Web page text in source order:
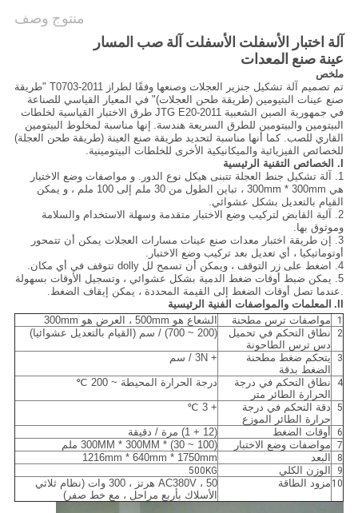
منتوج وصف
آلة اختبار الأسفلت الأسفلت آلة صب المسار
عينة صنع المعدات
ملخص
تم تصميم آلة تشكيل جنزير العجلات وصنعها وفقًا لطراز T0703-2011 "طريقة
صنع عينات البتيومين (طريقة طحن العجلات)" في المعيار القياسي للصناعة
في جمهورية الصين الشعبية JTG E20-2011 طرق الاختبار القياسية لخلطات
البيتومين والبيتومين للطرق السريعة هندسة. إنها مناسبة لمخلوط البيتومين
القاري للصب. كما أنها مناسبة لتحديد طريقة صنع العينة (طريقة طحن العجلة)
للخصائص الفيزيائية والميكانيكية الأخرى للخلطات البيتومينية.
1. آلة تشكيل جنط العجلة تتبنى هيكل نوع الدور. و مواصفات وضع الاختبار
هي 300mm * 300mm ، تباين الطول من 30 ملم إلى 100 ملم ، و يمكن
القيام بالتعديل بشكل عشوائي.
2. آلية القابض لتركيب وضع الاختبار متقدمة وسهلة الاستخدام والسلامة
وموثوق بها.
3. إن طريقة اختبار معدات صنع عينات مسارات العجلات يمكن أن تتمحور
أوتوماتيكيا ، أي تعديل بعد تركيب وضع الاختبار.
4. اضغط على زر التوقف ، ويمكن أن تسمح لل dolly تتوقف في أي مكان.
5. يمكن ضبط أوقات ضغط الدمية بشكل عشوائي ، وتسجيل الأوقات بسهولة
.عندما تصل أوقات الضغط إلى القيمة المحددة ، يمكن إيقاف الضغط.
المعلمات والمواصفات الفنية الرئيسية
1 مواصفات ترس مطحنة الشعاع هو 500mm ، العرض هو 300mm
2
نطاق التحكم في تحميل
دس ترس الطاحونة
(200 ~ 700) / سم (القيام بالتعديل عشوائيا)
3
يتحكم ضغط مطحنة
الضغط بدقة
+ 3N / سم
4
نطاق التحكم في درجة
الحرارة الطائر متر
درجة الحرارة المحيطة ~ 200 ℃
5
دقة التحكم في درجة
حرارة الطائر الموزع
+ 3 ℃
6 أوقات الضغط (12 + 1) مرة / دقيقة
7 مواصفات وضع الاختبار 300MM * 300MM * (30 ~ 100) ملم
8 البعد 1216mm * 640mm * 1750mm
9 الوزن الكلي
500KG
10 مزود الطاقة
AC380V ، 50 هرتز ، 300 وات (نظام ثلاثي
الأسلاك بأربع مراحل ، مع خط صفر)